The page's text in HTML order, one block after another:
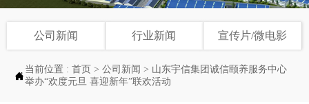
公司新闻 行业新闻 宣传片/微电影

当前位置 : 首页 > 公司新闻 > 山东宇信集团诚信颐养服务中心
举办“欢度元旦 喜迎新年”联欢活动